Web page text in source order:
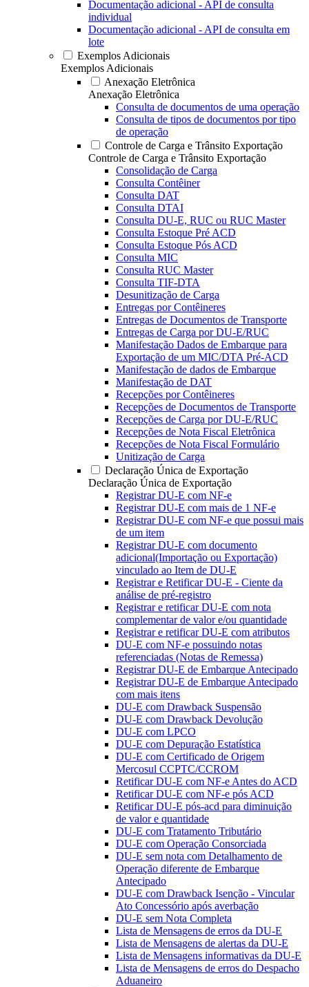
Documentação adicional - API de consulta
individual
Documentação adicional - API de consulta em
lote
Exemplos Adicionais
Exemplos Adicionais
Anexação Eletrônica
Anexação Eletrônica
Consulta de documentos de uma operação
Consulta de tipos de documentos por tipo
de operação
Controle de Carga e Trânsito Exportação
Controle de Carga e Trânsito Exportação
Consolidação de Carga
Consulta Contêiner
Consulta DAT
Consulta DTAI
Consulta DU-E, RUC ou RUC Master
Consulta Estoque Pré ACD
Consulta Estoque Pós ACD
Consulta MIC
Consulta RUC Master
Consulta TIF-DTA
Desunitização de Carga
Entregas por Contêineres
Entregas de Documentos de Transporte
Entregas de Carga por DU-E/RUC
Manifestação Dados de Embarque para
Exportação de um MIC/DTA Pré-ACD
Manifestação de dados de Embarque
Manifestação de DAT
Recepções por Contêineres
Recepções de Documentos de Transporte
Recepções de Carga por DU-E/RUC
Recepções de Nota Fiscal Eletrônica
Recepções de Nota Fiscal Formulário
Unitização de Carga
Declaração Única de Exportação
Declaração Única de Exportação
Registrar DU-E com NF-e
Registrar DU-E com mais de 1 NF-e
Registrar DU-E com NF-e que possui mais
de um item
Registrar DU-E com documento
adicional(Importação ou Exportação)
vinculado ao Item de DU-E
Registrar e Retificar DU-E - Ciente da
análise de pré-registro
Registrar e retificar DU-E com nota
complementar de valor e/ou quantidade
Registrar e retificar DU-E com atributos
DU-E com NF-e possuindo notas
referenciadas (Notas de Remessa)
Registrar DU-E de Embarque Antecipado
Registrar DU-E de Embarque Antecipado
com mais itens
DU-E com Drawback Suspensão
DU-E com Drawback Devolução
DU-E com LPCO
DU-E com Depuração Estatística
DU-E com Certificado de Origem
Mercosul CCPTC/CCROM
Retificar DU-E com NF-e Antes do ACD
Retificar DU-E com NF-e pós ACD
Retificar DU-E pós-acd para diminuição
de valor e quantidade
DU-E com Tratamento Tributário
DU-E com Operação Consorciada
DU-E sem nota com Detalhamento de
Operação diferente de Embarque
Antecipado
DU-E com Drawback Isenção - Vincular
Ato Concessório após averbação
DU-E sem Nota Completa
Lista de Mensagens de erros da DU-E
Lista de Mensagens de alertas da DU-E
Lista de Mensagens informativas da DU-E
Lista de Mensagens de erros do Despacho
Aduaneiro